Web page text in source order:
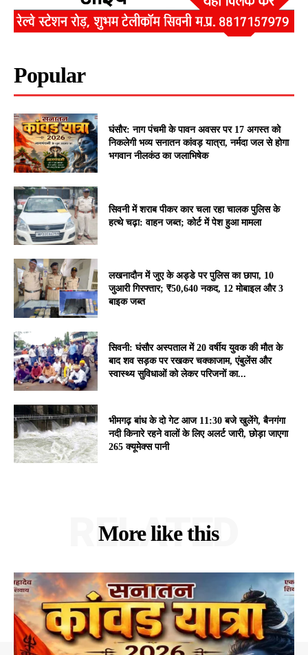
Popular
घंसौर: नाग पंचमी के पावन अवसर पर 17 अगस्त को
निकलेगी भव्य सनातन कांवड़ यात्रा, नर्मदा जल से होगा
भगवान नीलकंठ का जलाभिषेक
सिवनी में शराब पीकर कार चला रहा चालक पुलिस के
हत्थे चढ़ा: वाहन जब्त; कोर्ट में पेश हुआ मामला
लखनादौन में जुए के अड्डे पर पुलिस का छापा, 10
जुआरी गिरफ्तार; ₹50,640 नकद, 12 मोबाइल और 3
बाइक जब्त
सिवनी: घंसौर अस्पताल में 20 वर्षीय युवक की मौत के
बाद शव सड़क पर रखकर चक्काजाम, एंबुलेंस और
स्वास्थ्य सुविधाओं को लेकर परिजनों का...
भीमगढ़ बांध के दो गेट आज 11:30 बजे खुलेंगे, बैनगंगा
नदी किनारे रहने वालों के लिए अलर्ट जारी, छोड़ा जाएगा
265 क्यूमेक्स पानी
More like this
RELATED